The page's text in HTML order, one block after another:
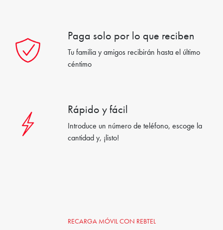
Paga solo por lo que reciben
Tu familia y amigos recibirán hasta el último
céntimo
Rápido y fácil
Introduce un número de teléfono, escoge la
cantidad y, ¡listo!
RECARGA MÓVIL CON REBTEL